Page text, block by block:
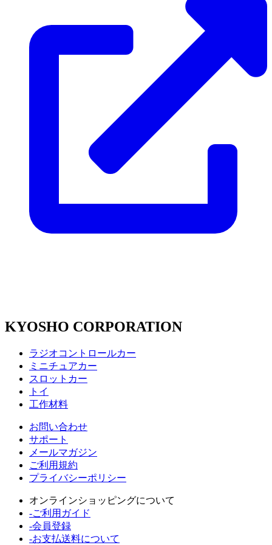
KYOSHO CORPORATION
ラジオコントロールカー
ミニチュアカー
スロットカー
トイ
工作材料
お問い合わせ
サポート
メールマガジン
ご利用規約
プライバシーポリシー
オンラインショッピングについて
-ご利用ガイド
-会員登録
-お支払送料について